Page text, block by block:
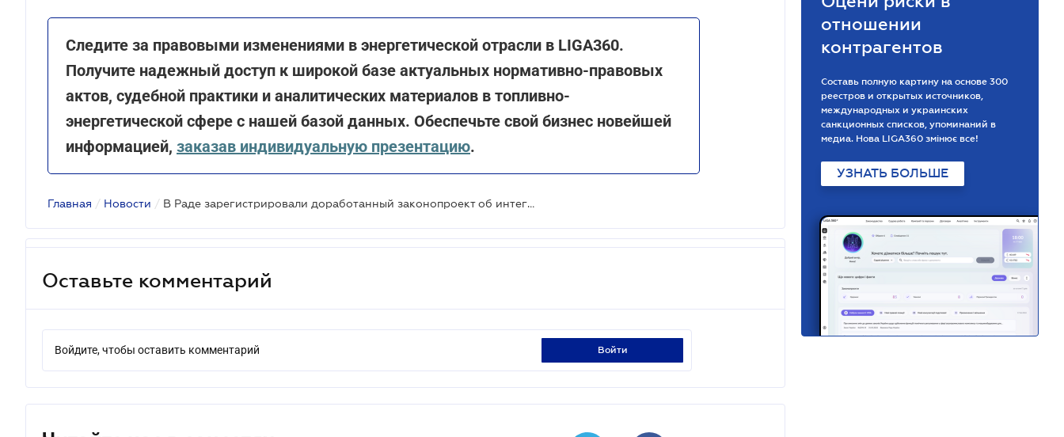
Следите за правовыми изменениями в энергетической отрасли в LIGA360.
Получите надежный доступ к широкой базе актуальных нормативно-правовых
актов, судебной практики и аналитических материалов в топливно-
энергетической сфере с нашей базой данных. Обеспечьте свой бизнес новейшей
информацией, заказав индивидуальную презентацию.
Главная / Новости / В Раде зарегистрировали доработанный законопроект об интеграции энергорынков
Оставьте комментарий
Войдите, чтобы оставить комментарий войти
отношении
контрагентов
Составь полную картину на основе 300
реестров и открытых источников,
международных и украинских
санкционных списков, упоминаний в
медиа. Нова LIGA360 змінює все!
УЗНАТЬ БОЛЬШЕ